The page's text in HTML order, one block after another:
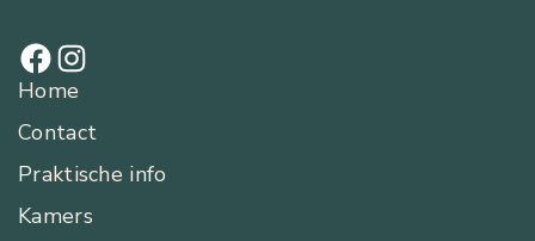
Home
Contact
Praktische info
Kamers